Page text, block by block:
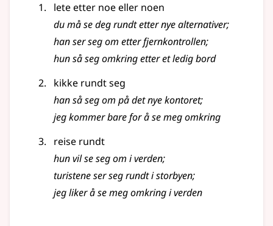
lete etter noe eller noen
du må se deg rundt etter nye alternativer;
han ser seg om etter fjernkontrollen;
hun så seg omkring etter et ledig bord
kikke rundt seg
han så seg om på det nye kontoret;
jeg kommer bare for å se meg omkring
reise rundt
hun vil se seg om i verden;
turistene ser seg rundt i storbyen;
jeg liker å se meg omkring i verden